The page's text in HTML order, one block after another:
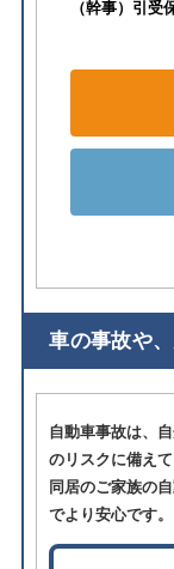
（幹事）引
車の事故や
自動車事故は、
のリスクに備えて
同居のご家族の
でより安心です。